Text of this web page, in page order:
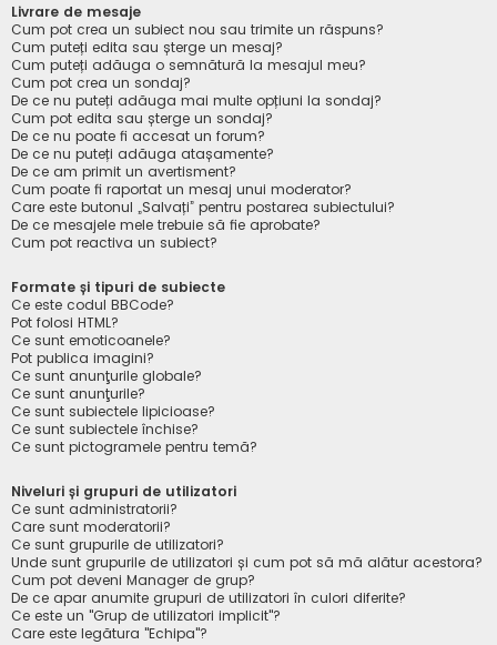
Livrare de mesaje
Cum pot crea un subiect nou sau trimite un răspuns?
Cum puteți edita sau șterge un mesaj?
Cum puteți adăuga o semnătură la mesajul meu?
Cum pot crea un sondaj?
De ce nu puteți adăuga mai multe opțiuni la sondaj?
Cum pot edita sau șterge un sondaj?
De ce nu poate fi accesat un forum?
De ce nu puteți adăuga atașamente?
De ce am primit un avertisment?
Cum poate fi raportat un mesaj unui moderator?
Care este butonul „Salvați” pentru postarea subiectului?
De ce mesajele mele trebuie să fie aprobate?
Cum pot reactiva un subiect?
Formate și tipuri de subiecte
Ce este codul BBCode?
Pot folosi HTML?
Ce sunt emoticoanele?
Pot publica imagini?
Ce sunt anunţurile globale?
Ce sunt anunţurile?
Ce sunt subiectele lipicioase?
Ce sunt subiectele închise?
Ce sunt pictogramele pentru temă?
Niveluri și grupuri de utilizatori
Ce sunt administratorii?
Care sunt moderatorii?
Ce sunt grupurile de utilizatori?
Unde sunt grupurile de utilizatori și cum pot să mă alătur acestora?
Cum pot deveni Manager de grup?
De ce apar anumite grupuri de utilizatori în culori diferite?
Ce este un "Grup de utilizatori implicit"?
Care este legătura "Echipa"?